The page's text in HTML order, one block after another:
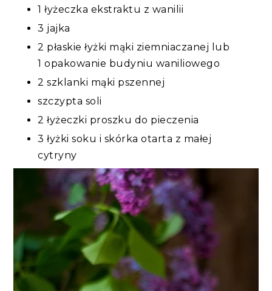
1 łyżeczka ekstraktu z wanilii
3 jajka
2 płaskie łyżki mąki ziemniaczanej lub
1 opakowanie budyniu waniliowego
2 szklanki mąki pszennej
szczypta soli
2 łyżeczki proszku do pieczenia
3 łyżki soku i skórka otarta z małej
cytryny